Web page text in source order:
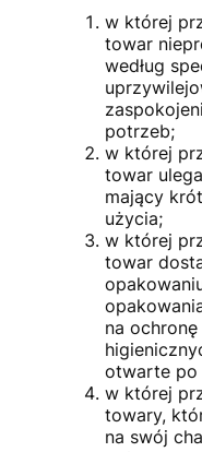
w której
towar
według
potrzeb;
w której
towar
mający
użycia;
w której
towar
na
otwarte po
w której
towary,
na swój